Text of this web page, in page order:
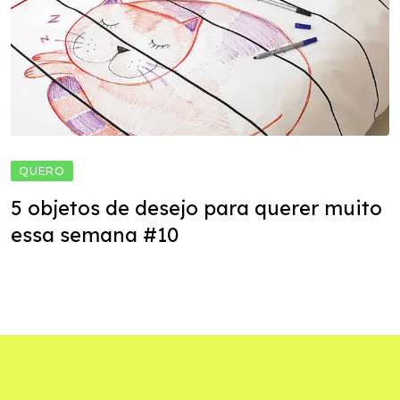
QUERO
5 objetos de desejo para querer muito
essa semana #10